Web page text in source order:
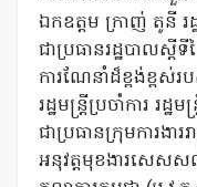
ឯកឧត្តម ក្រាញ់ តូនី រដ្
ជាប្រធានរដ្ឋបាលស្
ការណែនាំដ៏ខ្ពង់ខ្ពស់
រដ្ឋមន្រ្តីប្រចាំការ រដ្
ជាប្រធានក្រុមការងារ
អនុវត្តមុខងារសេសស